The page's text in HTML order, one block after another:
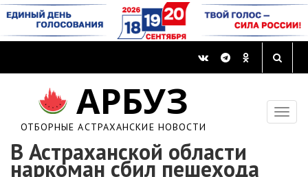
АРБУЗ
ОТБОРНЫЕ АСТРАХАНСКИЕ НОВОСТИ
В Астраханской области
наркоман сбил пешехода